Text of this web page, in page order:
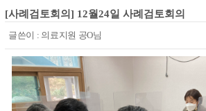
[사례검토회의] 12월24일 사례검토회의
글쓴이 : 의료지원 공O님